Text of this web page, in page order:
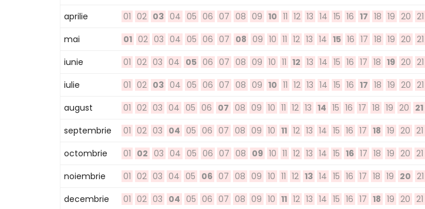
aprilie
01 02 03 04 05 06 07 08 09 10 11 12 13 14 15 16 17 18 19 20 21
mai
01 02 03 04 05 06 07 08 09 10 11 12 13 14 15 16 17 18 19 20 21
iunie
01 02 03 04 05 06 07 08 09 10 11 12 13 14 15 16 17 18 19 20 21
iulie
01 02 03 04 05 06 07 08 09 10 11 12 13 14 15 16 17 18 19 20 21
august
01 02 03 04 05 06 07 08 09 10 11 12 13 14 15 16 17 18 19 20 21
septembrie
01 02 03 04 05 06 07 08 09 10 11 12 13 14 15 16 17 18 19 20 21
octombrie
01 02 03 04 05 06 07 08 09 10 11 12 13 14 15 16 17 18 19 20 21
noiembrie
01 02 03 04 05 06 07 08 09 10 11 12 13 14 15 16 17 18 19 20 21
decembrie
01 02 03 04 05 06 07 08 09 10 11 12 13 14 15 16 17 18 19 20 21